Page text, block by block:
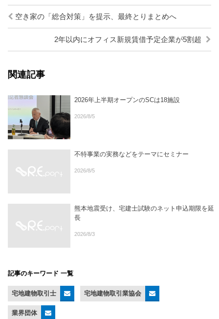
空き家の「総合対策」を提示、最終とりまとめへ
2年以内にオフィス新規賃借予定企業が5割超
関連記事
2026年上半期オープンのSCは18施設
2026/8/5
不特事業の実務などをテーマにセミナー
2026/8/5
熊本地震受け、宅建士試験のネット申込期限を延
長
2026/8/3
記事のキーワード 一覧
宅地建物取引士 宅地建物取引業協会
業界団体